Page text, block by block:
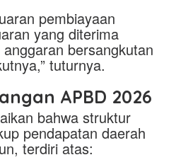
pembiayaan
yang diterima
bersangkutan
tuturnya.
APBD 2026
bahwa struktur
pendapatan daerah
terdiri atas: